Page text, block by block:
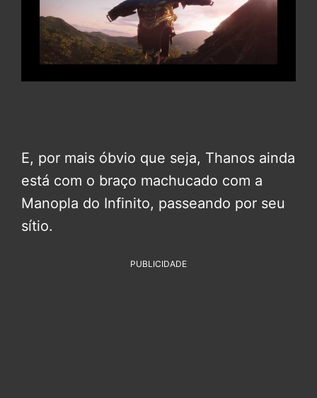
E, por mais óbvio que seja, Thanos ainda
está com o braço machucado com a
Manopla do Infinito, passeando por seu
sítio.
PUBLICIDADE